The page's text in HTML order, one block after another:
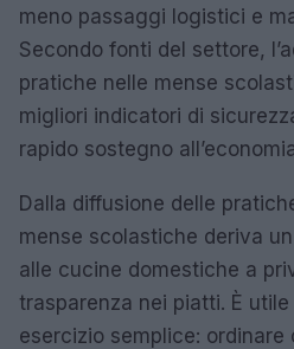
meno passaggi logistici e
Secondo fonti del settore,
pratiche nelle mense
migliori indicatori di
rapido sostegno
Dalla diffusione delle
mense scolastiche deriva
alle cucine domestiche a
trasparenza nei piatti. È
esercizio semplice: